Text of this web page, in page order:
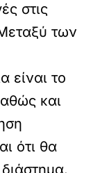
στις
των
είναι το
και
ότι θα